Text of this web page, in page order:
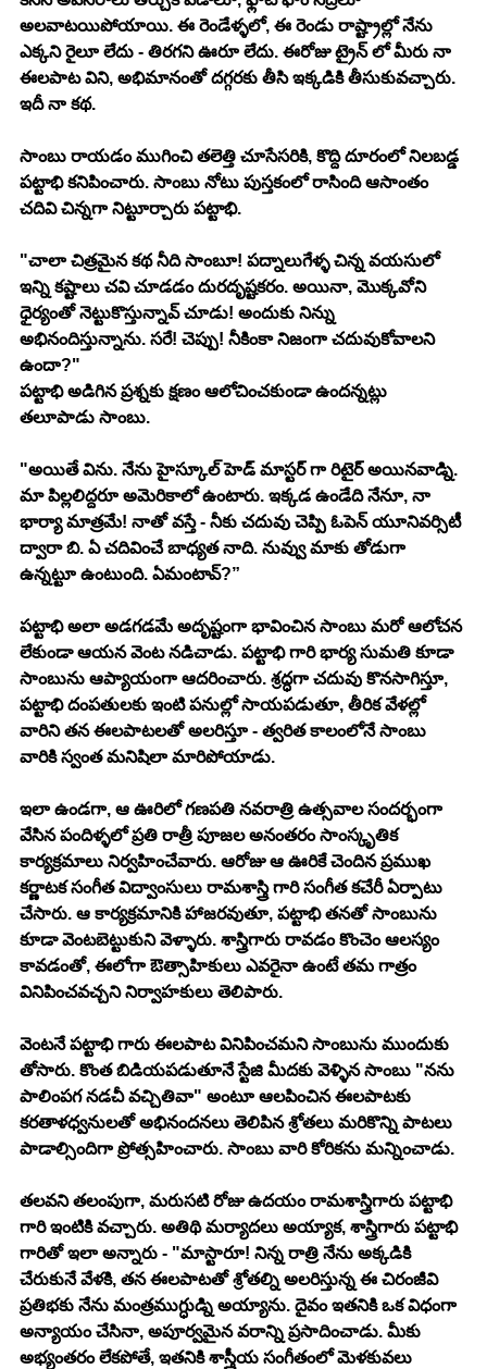
అలవాటయిపోయాయి. ఈ రెండేళ్ళలో, ఈ రెండు రాష్ట్రాల్లో నేను
ఎక్కని రైలూ లేదు - తిరగని ఊరూ లేదు. ఈరోజు ట్రైన్ లో మీరు నా
ఈలపాట విని, అభిమానంతో దగ్గరకు తీసి ఇక్కడికి తీసుకువచ్చారు.
ఇదీ నా కథ.
సాంబు రాయడం ముగించి తలెత్తి చూసేసరికి, కొద్ది దూరంలో నిలబడ్డ
పట్టాభి కనిపించారు. సాంబు నోటు పుస్తకంలో రాసింది ఆసాంతం
చదివి చిన్నగా నిట్టూర్చారు పట్టాభి.
"చాలా చిత్రమైన కథ నీది సాంబూ! పద్నాలుగేళ్ళ చిన్న వయసులో
ఇన్ని కష్టాలు చవి చూడడం దురదృష్టకరం. అయినా, మొక్కవోని
ధైర్యంతో నెట్టుకొస్తున్నావ్ చూడు! అందుకు నిన్ను
అభినందిస్తున్నాను. సరే! చెప్పు! నీకింకా నిజంగా చదువుకోవాలని
ఉందా?"
పట్టాభి అడిగిన ప్రశ్నకు క్షణం ఆలోచించకుండా ఉందన్నట్లు
తలూపాడు సాంబు.
"అయితే విను. నేను హైస్కూల్ హెడ్ మాస్టర్ గా రిటైర్ అయినవాడ్ని.
మా పిల్లలిద్దరూ అమెరికాలో ఉంటారు. ఇక్కడ ఉండేది నేనూ, నా
భార్యా మాత్రమే! నాతో వస్తే - నీకు చదువు చెప్పి ఓపెన్ యూనివర్సిటీ
ద్వారా బి. ఏ చదివించే బాధ్యత నాది. నువ్వు మాకు తోడుగా
ఉన్నట్టూ ఉంటుంది. ఏమంటావ్?”
పట్టాభి అలా అడగడమే అదృష్టంగా భావించిన సాంబు మరో ఆలోచన
లేకుండా ఆయన వెంట నడిచాడు. పట్టాభి గారి భార్య సుమతి కూడా
సాంబును ఆప్యాయంగా ఆదరించారు. శ్రద్ధగా చదువు కొనసాగిస్తూ,
పట్టాభి దంపతులకు ఇంటి పనుల్లో సాయపడుతూ, తీరిక వేళల్లో
వారిని తన ఈలపాటలతో అలరిస్తూ - త్వరిత కాలంలోనే సాంబు
వారికి స్వంత మనిషిలా మారిపోయాడు.
ఇలా ఉండగా, ఆ ఊరిలో గణపతి నవరాత్రి ఉత్సవాల సందర్భంగా
వేసిన పందిళ్ళలో ప్రతి రాత్రీ పూజల అనంతరం సాంస్కృతిక
కార్యక్రమాలు నిర్వహించేవారు. ఆరోజు ఆ ఊరికే చెందిన ప్రముఖ
కర్ణాటక సంగీత విద్వాంసులు రామశాస్త్రి గారి సంగీత కచేరీ ఏర్పాటు
చేసారు. ఆ కార్యక్రమానికి హాజరవుతూ, పట్టాభి తనతో సాంబును
కూడా వెంటబెట్టుకుని వెళ్ళారు. శాస్త్రిగారు రావడం కొంచెం ఆలస్యం
కావడంతో, ఈలోగా ఔత్సాహికులు ఎవరైనా ఉంటే తమ గాత్రం
వినిపించవచ్చని నిర్వాహకులు తెలిపారు.
వెంటనే పట్టాభి గారు ఈలపాట వినిపించమని సాంబును ముందుకు
తోసారు. కొంత బిడియపడుతూనే స్టేజి మీదకు వెళ్ళిన సాంబు "నను
పాలింపగ నడచీ వచ్చితివా" అంటూ ఆలపించిన ఈలపాటకు
కరతాళధ్వనులతో అభినందనలు తెలిపిన శ్రోతలు మరికొన్ని పాటలు
పాడాల్సిందిగా ప్రోత్సహించారు. సాంబు వారి కోరికను మన్నించాడు.
తలవని తలంపుగా, మరుసటి రోజు ఉదయం రామశాస్త్రిగారు పట్టాభి
గారి ఇంటికి వచ్చారు. అతిథి మర్యాదలు అయ్యాక, శాస్త్రిగారు పట్టాభి
గారితో ఇలా అన్నారు - "మాస్టారూ! నిన్న రాత్రి నేను అక్కడికి
చేరుకునే వేళకి, తన ఈలపాటతో శ్రోతల్ని అలరిస్తున్న ఈ చిరంజీవి
ప్రతిభకు నేను మంత్రముగ్ధుడ్ని అయ్యాను. దైవం ఇతనికి ఒక విధంగా
అన్యాయం చేసినా, అపూర్వమైన వరాన్ని ప్రసాదించాడు. మీకు
అభ్యంతరం లేకపోతే, ఇతనికి శాస్త్రీయ సంగీతంలో మెళకువలు